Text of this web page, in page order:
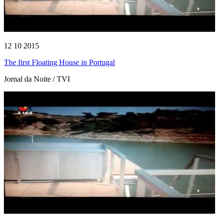
12 10 2015
The first Floating House in Portugal
Jornal da Noite / TVI